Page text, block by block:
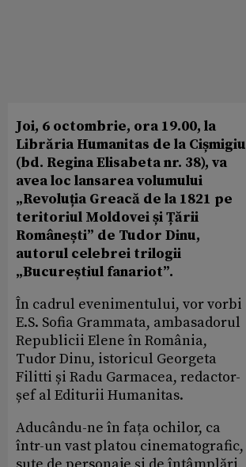
Joi, 6 octombrie, ora 19.00, la
Librăria Humanitas de la Cișmigiu
(bd. Regina Elisabeta nr. 38), va
avea loc lansarea volumului
„Revoluția Greacă de la 1821 pe
teritoriul Moldovei și Țării
Românești” de Tudor Dinu,
autorul celebrei trilogii
„Bucureștiul fanariot”.
În cadrul evenimentului, vor vorbi
E.S. Sofia Grammata, ambasadorul
Republicii Elene în România,
Tudor Dinu, istoricul Georgeta
Filitti și Radu Garmacea, redactor-
șef al Editurii Humanitas.
Aducându-ne în fața ochilor, ca
într-un vast platou cinematografic,